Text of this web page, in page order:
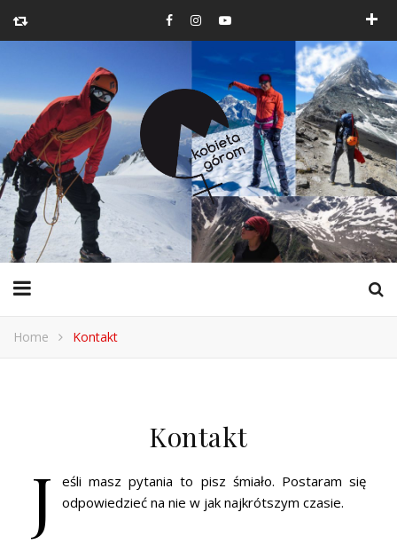
Home Kontakt
Kontakt
J
eśli masz pytania to pisz śmiało. Postaram się
odpowiedzieć na nie w jak najkrótszym czasie.